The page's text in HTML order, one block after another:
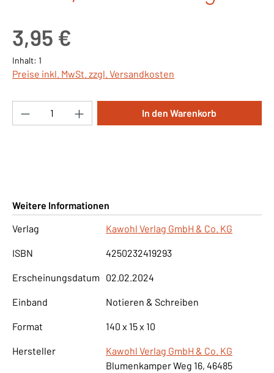
3,95 €
Inhalt: 1
Preise inkl. MwSt. zzgl. Versandkosten
Produkt Anzahl: Gib den gewünschten
In den Warenkorb
Weitere Informationen
Verlag
Kawohl Verlag GmbH & Co. KG
ISBN 4250232419293
Erscheinungsdatum 02.02.2024
Einband Notieren & Schreiben
Format 140 x 15 x 10
Hersteller
Kawohl Verlag GmbH & Co. KG
Blumenkamper Weg 16, 46485